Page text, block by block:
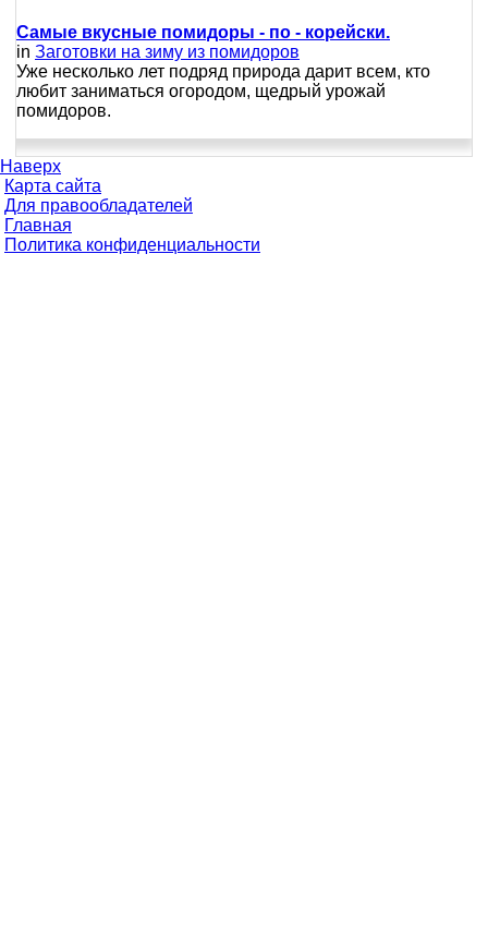
Самые вкусные помидоры - по - корейски.
in Заготовки на зиму из помидоров
Уже несколько лет подряд природа дарит всем, кто
любит заниматься огородом, щедрый урожай
помидоров.
Наверх
Карта сайта
Для правообладателей
Главная
Политика конфиденциальности